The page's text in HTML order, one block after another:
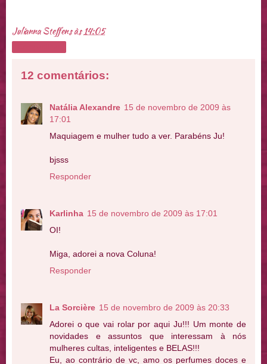
Julianna Steffensàs 14:05
12 comentários:
Natália Alexandre 15 de novembro de 2009 às
17:01
Maquiagem e mulher tudo a ver. Parabéns Ju!
bjsss
Responder
Karlinha 15 de novembro de 2009 às 17:01
OI!
Miga, adorei a nova Coluna!
Responder
La Sorcière 15 de novembro de 2009 às 20:33
Adorei o que vai rolar por aqui Ju!!! Um monte de
novidades e assuntos que interessam à nós
mulheres cultas, inteligentes e BELAS!!!
Eu, ao contrário de vc, amo os perfumes doces e